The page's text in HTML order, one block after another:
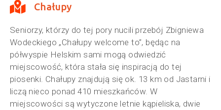
Chałupy
Seniorzy, którzy do tej pory nucili przebój Zbigniewa
Wodeckiego „Chałupy welcome to”, będąc na
półwyspie Helskim sami mogą odwiedzić
miejscowość, która stała się inspiracją do tej
piosenki. Chałupy znajdują się ok. 13 km od Jastarni i
liczą nieco ponad 410 mieszkańców. W
miejscowości są wytyczone letnie kąpieliska, dwie